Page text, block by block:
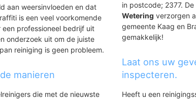
aan weersinvloeden en dat
is een veel voorkomende
professioneel bedrijf uit
onderzoek uit om de juiste
reiniging is geen probleem.
manieren
die met de nieuwste
in postcode; 2377.
Wetering verzorgen
gemeente Kaag en
gemakkelijk!
Laat ons uw
inspecteren.
Heeft u een